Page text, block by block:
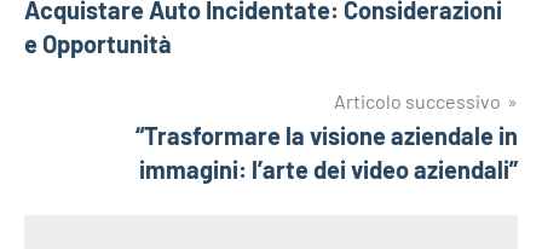
articoli
Acquistare Auto Incidentate: Considerazioni
e Opportunità
Articolo successivo
“Trasformare la visione aziendale in
immagini: l’arte dei video aziendali”